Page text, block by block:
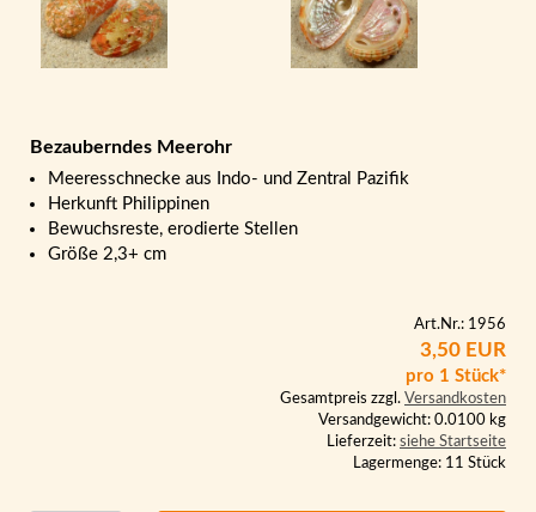
Bezauberndes Meerohr
Meeresschnecke aus Indo- und Zentral Pazifik
Herkunft Philippinen
Bewuchsreste, erodierte Stellen
Größe 2,3+ cm
Art.Nr.: 1956
3,50 EUR
pro 1 Stück*
Gesamtpreis zzgl. Versandkosten
Versandgewicht: 0.0100 kg
Lieferzeit: siehe Startseite
Lagermenge: 11 Stück